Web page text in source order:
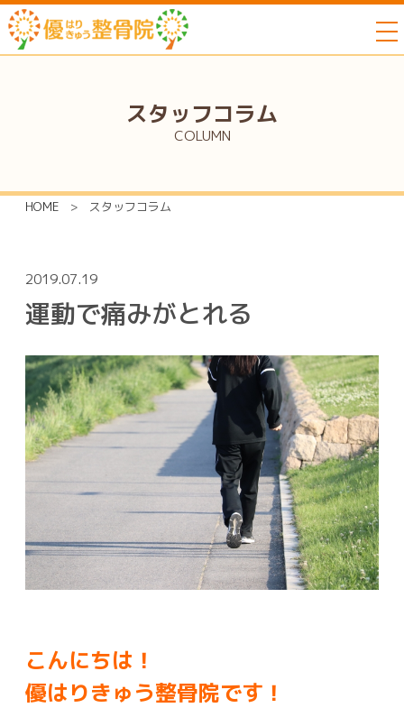
スタッフコラム
COLUMN
HOME > スタッフコラム
2019.07.19
運動で痛みがとれる
こんにちは！
優はりきゅう整骨院です！